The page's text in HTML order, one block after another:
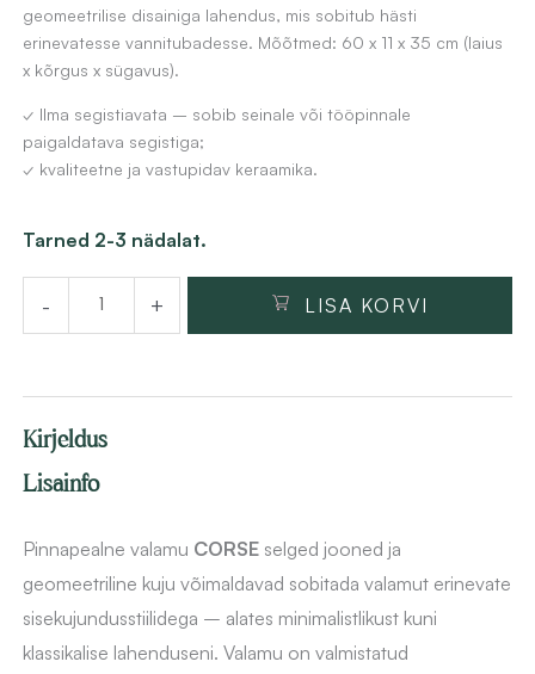
geomeetrilise disainiga lahendus, mis sobitub hästi
erinevatesse vannitubadesse. Mõõtmed: 60 x 11 x 35 cm (laius
x kõrgus x sügavus).
✓ Ilma segistiavata – sobib seinale või tööpinnale
paigaldatava segistiga;
✓ kvaliteetne ja vastupidav keraamika.
Tarned 2-3 nädalat.
-
Pinnapealne
valamu
Corse
keraamika
kogus
+ LISA KORVI
Kirjeldus
Lisainfo
Pinnapealne valamu CORSE selged jooned ja
geomeetriline kuju võimaldavad sobitada valamut erinevate
sisekujundusstiilidega – alates minimalistlikust kuni
klassikalise lahenduseni. Valamu on valmistatud